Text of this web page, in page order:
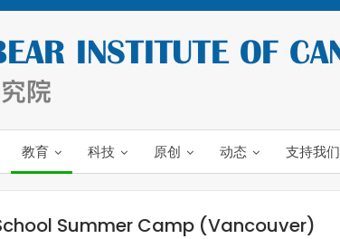
教育 科技 原创 动态 支持我们
Summer Camp (Vancouver)